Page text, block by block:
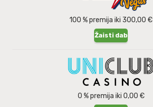
100 % premija iki 300,00 €
Žaisti dabar
0 % premija iki 0,00 €